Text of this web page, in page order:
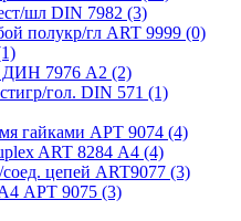
шл DIN 7982 (3)
полукр/гл ART 9999 (0)
ДИН 7976 А2 (2)
гол. DIN 571 (1)
гайками АРТ 9074 (4)
ART 8284 А4 (4)
цепей ART9077 (3)
АРТ 9075 (3)